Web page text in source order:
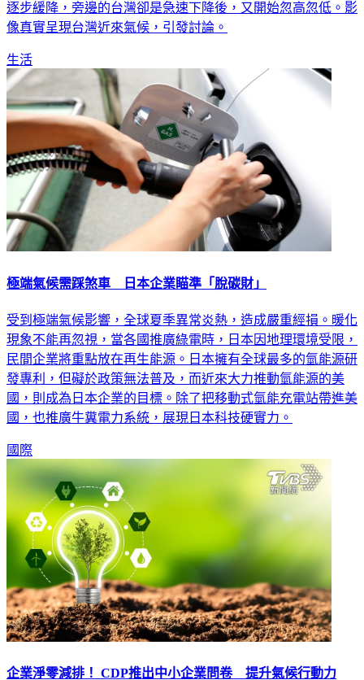
逐步緩降，旁邊的台灣卻是急速下降後，又開始忽高忽低。影
像真實呈現台灣近來氣候，引發討論。
生活
極端氣候需踩煞車 日本企業瞄準「脫碳財」
受到極端氣候影響，全球夏季異常炎熱，造成嚴重經損。暖化
現象不能再忽視，當各國推廣綠電時，日本因地理環境受限，
民間企業將重點放在再生能源。日本擁有全球最多的氫能源研
發專利，但礙於政策無法普及，而近來大力推動氫能源的美
國，則成為日本企業的目標。除了把移動式氫能充電站帶進美
國，也推廣牛糞電力系統，展現日本科技硬實力。
國際
企業淨零減排！ CDP推出中小企業問卷 提升氣候行動力